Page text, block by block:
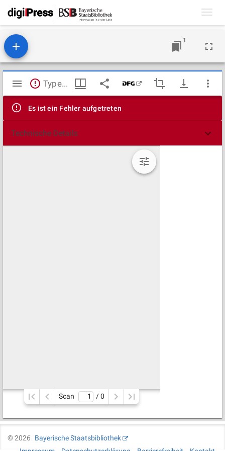
1
Mirador
Viewer
TypeError: Failed to fetch
Es ist ein Fehler aufgetreten
Technische Details
Scan / 0
©2026
Bayerische Staatsbibliothek